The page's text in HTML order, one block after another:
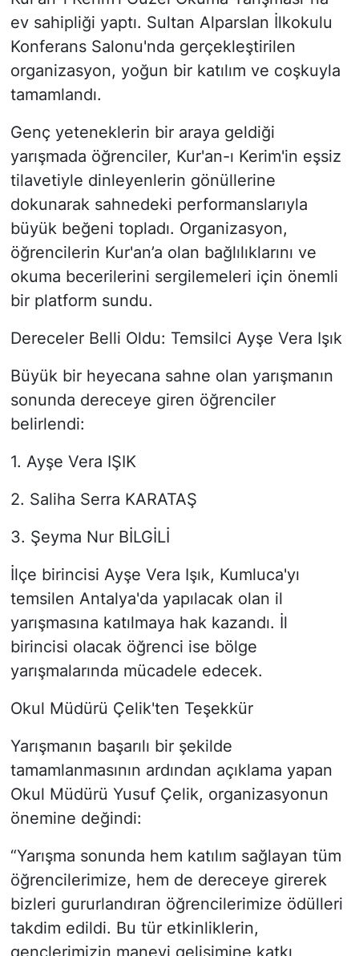
ev sahipliği yaptı. Sultan Alparslan İlkokulu
Konferans Salonu'nda gerçekleştirilen
organizasyon, yoğun bir katılım ve coşkuyla
tamamlandı.
Genç yeteneklerin bir araya geldiği
yarışmada öğrenciler, Kur'an-ı Kerim'in eşsiz
tilavetiyle dinleyenlerin gönüllerine
dokunarak sahnedeki performanslarıyla
büyük beğeni topladı. Organizasyon,
öğrencilerin Kur'an’a olan bağlılıklarını ve
okuma becerilerini sergilemeleri için önemli
bir platform sundu.
Dereceler Belli Oldu: Temsilci Ayşe Vera Işık
Büyük bir heyecana sahne olan yarışmanın
sonunda dereceye giren öğrenciler
belirlendi:
1. Ayşe Vera IŞIK
2. Saliha Serra KARATAŞ
3. Şeyma Nur BİLGİLİ
İlçe birincisi Ayşe Vera Işık, Kumluca'yı
temsilen Antalya'da yapılacak olan il
yarışmasına katılmaya hak kazandı. İl
birincisi olacak öğrenci ise bölge
yarışmalarında mücadele edecek.
Okul Müdürü Çelik'ten Teşekkür
Yarışmanın başarılı bir şekilde
tamamlanmasının ardından açıklama yapan
Okul Müdürü Yusuf Çelik, organizasyonun
önemine değindi:
“Yarışma sonunda hem katılım sağlayan tüm
öğrencilerimize, hem de dereceye girerek
bizleri gururlandıran öğrencilerimize ödülleri
takdim edildi. Bu tür etkinliklerin,
gençlerimizin manevi gelişimine katkı